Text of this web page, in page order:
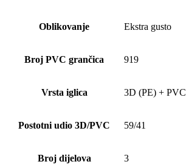
Oblikovanje Ekstra gusto
Broj PVC grančica 919
Vrsta iglica 3D (PE) + PVC
Postotni udio 3D/PVC 59/41
Broj dijelova 3